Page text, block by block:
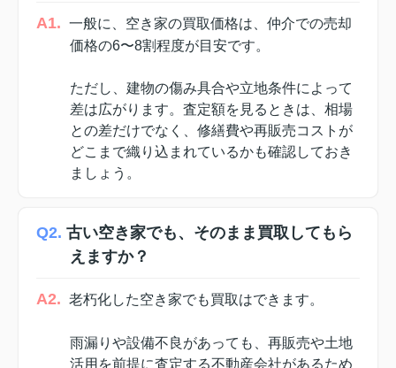
A1. 一般に、空き家の買取価格は、仲介での売却
価格の6〜8割程度が目安です。
ただし、建物の傷み具合や立地条件によって
差は広がります。査定額を見るときは、相場
との差だけでなく、修繕費や再販売コストが
どこまで織り込まれているかも確認しておき
ましょう。
Q2. 古い空き家でも、そのまま買取してもら
えますか？
A2. 老朽化した空き家でも買取はできます。
雨漏りや設備不良があっても、再販売や土地
活用を前提に査定する不動産会社があるため